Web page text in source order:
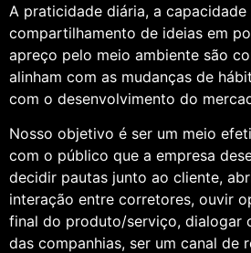
A praticidade diária, a
compartilhamento de ideias em
apreço pelo meio ambiente são
alinham com as mudanças de
com o desenvolvimento do
Nosso objetivo é ser um meio
com o público que a empresa
decidir pautas junto ao cliente,
interação entre corretores, ouvir
final do produto/serviço, dialogar
das companhias, ser um canal de